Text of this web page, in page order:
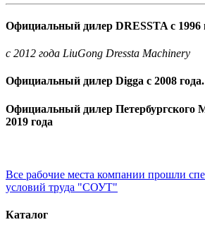
Официальный дилер DRESSTA с 1996
c 2012 года LiuGong Dressta Machinery
Официальный дилер Digga с 2008 года.
Официальный дилер
2019 года
Все рабочие места компании прошли
условий труда "СОУТ"
Каталог